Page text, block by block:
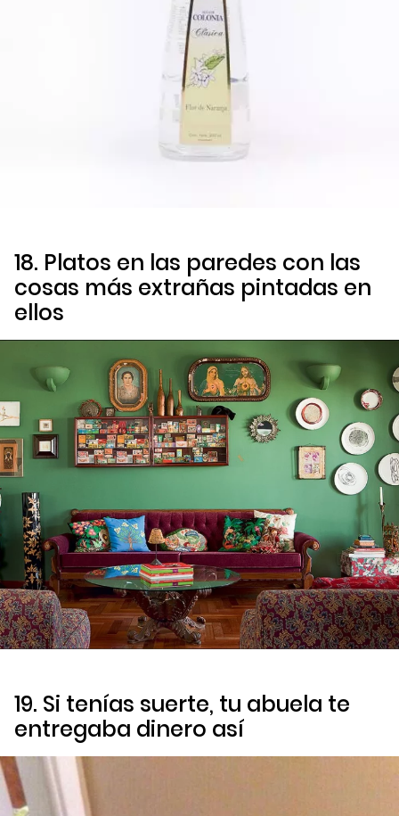
18. Platos en las paredes con las
cosas más extrañas pintadas en
ellos
19. Si tenías suerte, tu abuela te
entregaba dinero así